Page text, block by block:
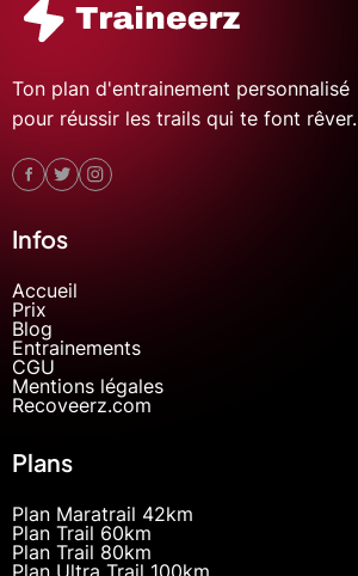
Ton plan d'entrainement personnalisé
pour réussir les trails qui te font rêver.
Infos
Accueil
Prix
Blog
Entrainements
CGU
Mentions légales
Recoveerz.com
Plans
Plan Maratrail 42km
Plan Trail 60km
Plan Trail 80km